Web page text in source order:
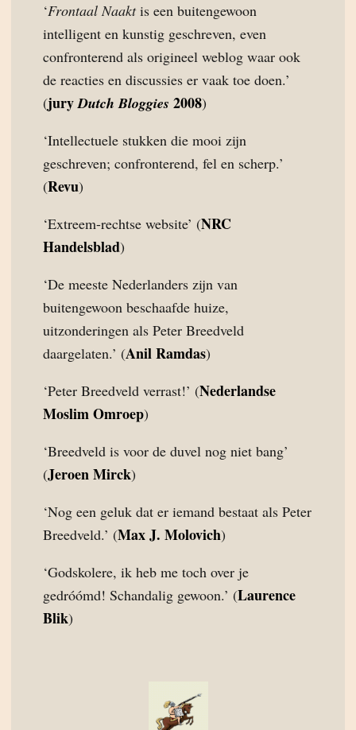
‘Frontaal Naaktis een buitengewoon
intelligent en kunstig geschreven, even
confronterend als origineel weblog waar ook
de reacties en discussies er vaak toe doen.’
(juryDutch Bloggies 2008)
‘Intellectuele stukken die mooi zijn
geschreven; confronterend, fel en scherp.’
(Revu)
‘Extreem-rechtse website’ (NRC
Handelsblad)
‘De meeste Nederlanders zijn van
buitengewoon beschaafde huize,
uitzonderingen als Peter Breedveld
daargelaten.’ (Anil Ramdas)
‘Peter Breedveld verrast!’ (Nederlandse
Moslim Omroep)
‘Breedveld is voor de duvel nog niet bang’
(Jeroen Mirck)
‘Nog een geluk dat er iemand bestaat als Peter
Breedveld.’ (Max J. Molovich)
‘Godskolere, ik heb me toch over je
gedróómd! Schandalig gewoon.’ (Laurence
Blik)